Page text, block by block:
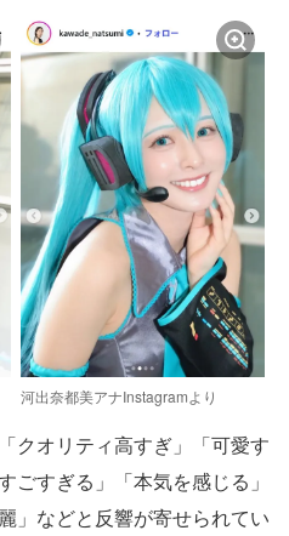
河出奈都美アナInstagramより
クオリティ高すぎ」「可愛す
ごすぎる」「本気を感じる」
」などと反響が寄せられてい